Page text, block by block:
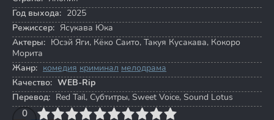
Год выхода: 2025
Режиссер: Ясукава Юка
Актеры: Юсэй Яги, Кёко Саито, Такуя Кусакава, Кокоро
Морита
Жанр: комедия криминал мелодрама
Качество: WEB-Rip
Перевод: Red Tail, Субтитры, Sweet Voice, Sound Lotus
0
4 6 7 8 9 10